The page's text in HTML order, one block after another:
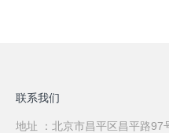
联系我们
地址 ：北京市昌平区昌平路97